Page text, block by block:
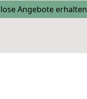
Angebote erhalten